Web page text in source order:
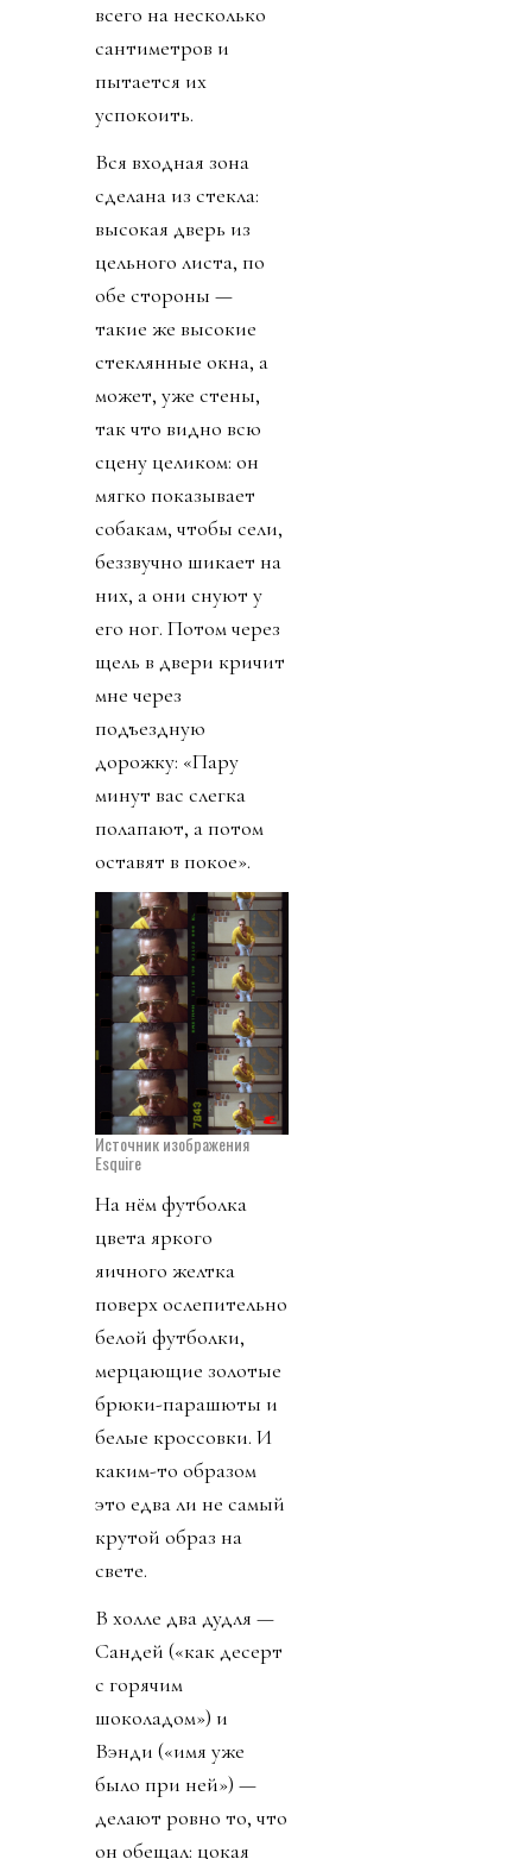
всего на несколько
сантиметров и
пытается их
успокоить.
Вся входная зона
сделана из стекла:
высокая дверь из
цельного листа, по
обе стороны —
такие же высокие
стеклянные окна, а
может, уже стены,
так что видно всю
сцену целиком: он
мягко показывает
собакам, чтобы сели,
беззвучно шикает на
них, а они снуют у
его ног. Потом через
щель в двери кричит
мне через
подъездную
дорожку: «Пару
минут вас слегка
полапают, а потом
оставят в покое».
Источник изображения
Esquire
На нём футболка
цвета яркого
яичного желтка
поверх ослепительно
белой футболки,
мерцающие золотые
брюки-парашюты и
белые кроссовки. И
каким-то образом
это едва ли не самый
крутой образ на
свете.
В холле два дудля —
Сандей («как десерт
с горячим
шоколадом») и
Вэнди («имя уже
было при ней») —
делают ровно то, что
он обещал: цокая